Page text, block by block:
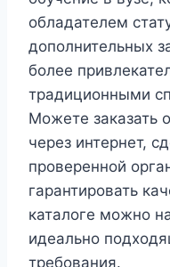
обладателем
дополнительных
более
традиционными
Можете заказать
через интернет,
проверенной
гарантировать
каталоге можно
идеально
требования.